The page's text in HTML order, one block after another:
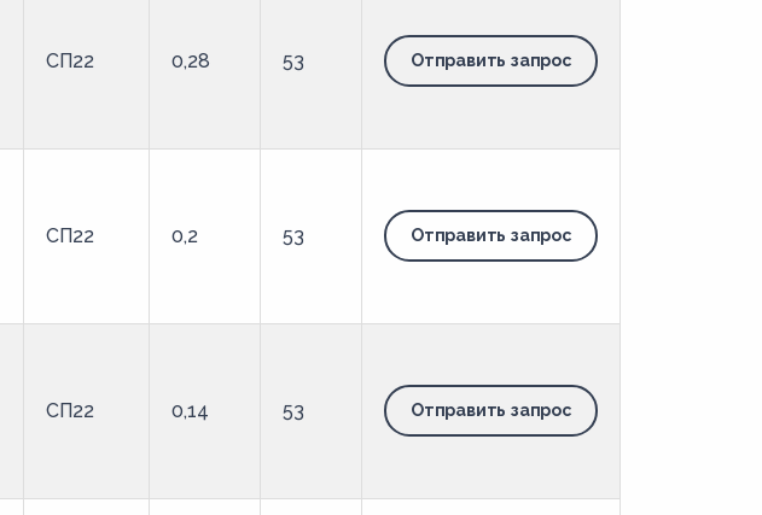
СП22 0,28 53 Отправить запрос
СП22 0,2 53 Отправить запрос
СП22 0,14 53 Отправить запрос